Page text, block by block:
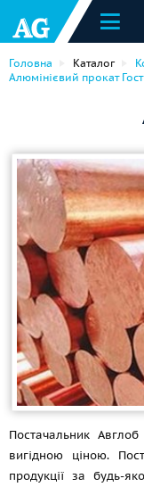
Головна Каталог
Алюмінієвий прокат Гост
Постачальник
вигідною ціною.
продукції за будь-